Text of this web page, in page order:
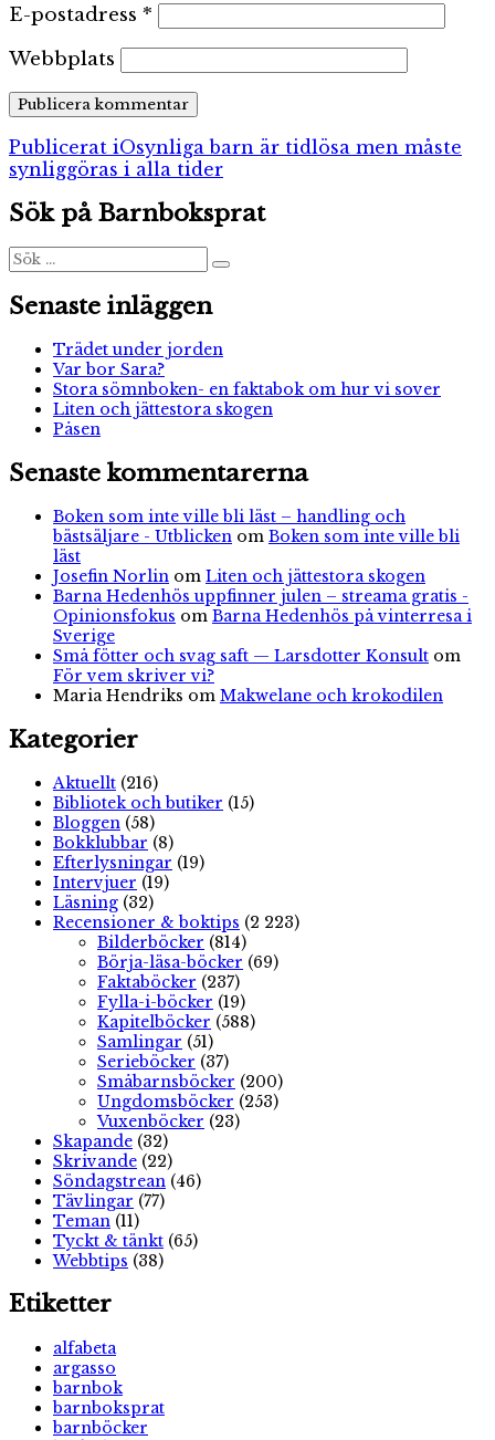
E-postadress *
Webbplats
Inläggsnavigering
Publicerat iOsynliga barn är tidlösa men måste
synliggöras i alla tider
Sök på Barnboksprat
Sök
efter:
Sök
Senaste inläggen
Trädet under jorden
Var bor Sara?
Stora sömnboken- en faktabok om hur vi sover
Liten och jättestora skogen
Påsen
Senaste kommentarerna
Boken som inte ville bli läst – handling och
bästsäljare - Utblicken om Boken som inte ville bli
läst
Josefin Norlin om Liten och jättestora skogen
Barna Hedenhös uppfinner julen – streama gratis -
Opinionsfokus om Barna Hedenhös på vinterresa i
Sverige
Små fötter och svag saft — Larsdotter Konsult om
För vem skriver vi?
Maria Hendriks om Makwelane och krokodilen
Kategorier
Aktuellt (216)
Bibliotek och butiker (15)
Bloggen (58)
Bokklubbar (8)
Efterlysningar (19)
Intervjuer (19)
Läsning (32)
Recensioner & boktips (2 223)
Bilderböcker (814)
Börja-läsa-böcker (69)
Faktaböcker (237)
Fylla-i-böcker (19)
Kapitelböcker (588)
Samlingar (51)
Serieböcker (37)
Småbarnsböcker (200)
Ungdomsböcker (253)
Vuxenböcker (23)
Skapande (32)
Skrivande (22)
Söndagstrean (46)
Tävlingar (77)
Teman (11)
Tyckt & tänkt (65)
Webbtips (38)
Etiketter
alfabeta
argasso
barnbok
barnboksprat
barnböcker